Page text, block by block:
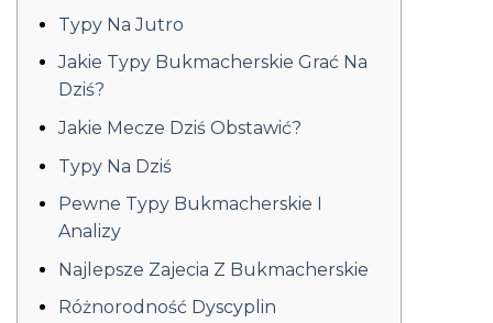
Typy Na Jutro
Jakie Typy Bukmacherskie Grać Na
Dziś?
Jakie Mecze Dziś Obstawić?
Typy Na Dziś
Pewne Typy Bukmacherskie I
Analizy
Najlepsze Zajecia Z Bukmacherskie
Różnorodność Dyscyplin